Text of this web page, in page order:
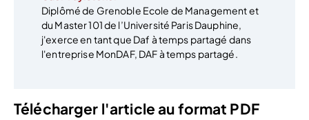
Diplômé de Grenoble Ecole de Management et
du Master 101 de l’Université Paris Dauphine,
j'exerce en tant que Daf à temps partagé dans
l'entreprise MonDAF, DAF à temps partagé.
Télécharger l'article au format PDF